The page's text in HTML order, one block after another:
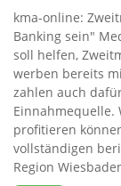
kma-online:
Banking sein"
soll helfen,
werben bereits
zahlen auch
Einnahmequelle.
profitieren
vollständigen
Region